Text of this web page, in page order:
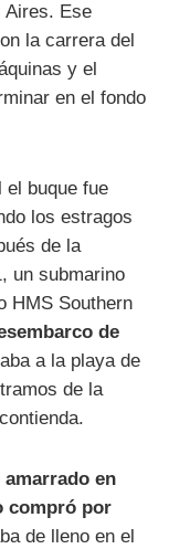
Aires. Ese
la carrera del
y el
en el fondo
el buque fue
los estragos
de la
un submarino
HMS Southern
de
a la playa de
de la
amarrado en
compró por
de lleno en el